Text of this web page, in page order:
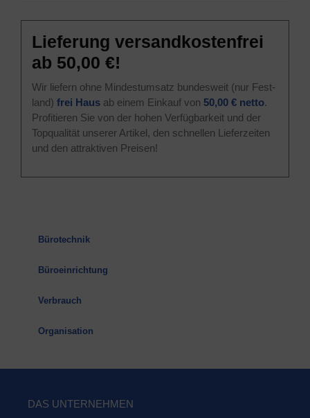
Lie­fe­rung ver­sand­kos­ten­frei
ab 50,00 €!
Wir lie­fern ohne Min­dest­um­satz bun­des­weit (nur Fest­
land) frei Haus ab einem Ein­kauf von 50,00 € net­to.
Pro­fi­tie­ren Sie von der hohen Ver­füg­bar­keit und der
Top­qua­li­tät unse­rer Arti­kel, den schnel­len Lie­fer­zei­ten
und den attrak­ti­ven Preisen!
Büro­tech­nik
Büro­ein­rich­tung
Ver­brauch
Orga­ni­sa­ti­on
DAS UNTER­NEH­MEN